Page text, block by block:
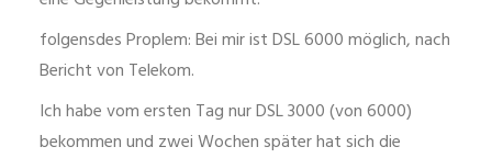
folgensdes Proplem: Bei mir ist DSL 6000 möglich, nach
Bericht von Telekom.
Ich habe vom ersten Tag nur DSL 3000 (von 6000)
bekommen und zwei Wochen später hat sich die